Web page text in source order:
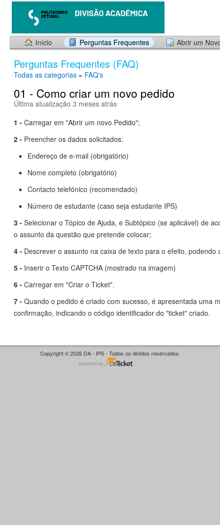
Início Perguntas Frequentes Abrir um
Perguntas Frequentes (FAQ)
Todas as categorias » FAQ's
01 - Como criar um novo pedido
Última atualização 3 meses atrás
1 - Carregar em "Abrir um novo Pedido";
2 - Preencher os dados solicitados:
Endereço de e-mail (obrigatório)
Nome completo (obrigatório)
Contacto telefónico (recomendado)
Número de estudante (caso seja estudante IPS)
3 - Selecionar o Tópico de Ajuda, e Subtópico (se aplicável) de
o assunto da questão que pretende colocar;
4 - Descrever o assunto na caixa de texto para o efeito, podendo
5 - Inserir o Texto CAPTCHA (mostrado na imagem)
6 - Carregar em "Criar o Ticket".
7 - Quando o pedido é criado com sucesso, é apresentada uma
confirmação, indicando o código identificador do "ticket" criado.
Copyright © 2026 DA - IPS - Todos os direitos reservados.